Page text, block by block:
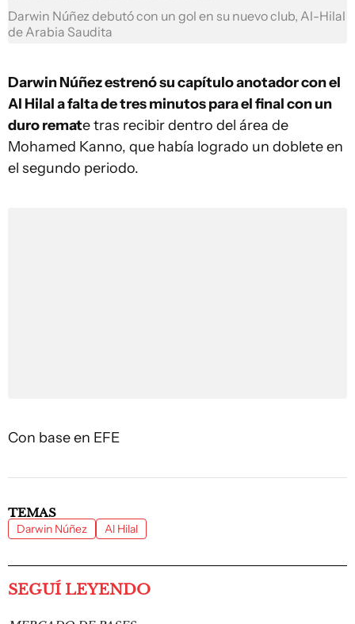
Darwin Núñez debutó con un gol en su nuevo club, Al-Hilal
de Arabia Saudita
Darwin Núñez estrenó su capítulo anotador con el
Al Hilal a falta de tres minutos para el final con un
duro remate tras recibir dentro del área de
Mohamed Kanno, que había logrado un doblete en
el segundo periodo.
Con base en EFE
TEMAS
Darwin Núñez Al Hilal
SEGUÍ LEYENDO